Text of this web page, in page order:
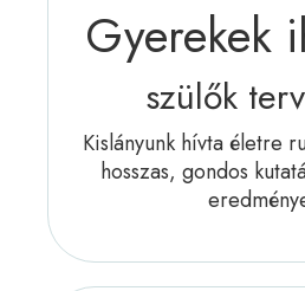
Gyerekek
szülők
Kislányunk hívta életre
hosszas, gondos